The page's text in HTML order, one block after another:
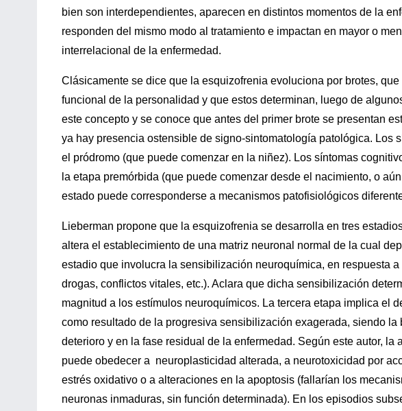
bien son interdependientes, aparecen en distintos momentos de la
responden del mismo modo al tratamiento e impactan en mayor o
interrelacional de la enfermedad.
Clásicamente se dice que la esquizofrenia evoluciona por brotes,
funcional de la personalidad y que estos determinan, luego de
este concepto y se conoce que antes del primer brote se presentan
ya hay presencia ostensible de signo-sintomatología patológica. Los
el pródromo (que puede comenzar en la niñez). Los síntomas
la etapa premórbida (que puede comenzar desde el nacimiento, o
estado puede corresponderse a mecanismos patofisiológicos
Lieberman propone que la esquizofrenia se desarrolla en tres
altera el establecimiento de una matriz neuronal normal de la cual
estadio que involucra la sensibilización neuroquímica, en respuesta
drogas, conflictos vitales, etc.). Aclara que dicha sensibilización
magnitud a los estímulos neuroquímicos. La tercera etapa implica el
como resultado de la progresiva sensibilización exagerada, siendo la
deterioro y en la fase residual de la enfermedad. Según este autor,
puede obedecer a neuroplasticidad alterada, a neurotoxicidad por
estrés oxidativo o a alteraciones en la apoptosis (fallarían los
neuronas inmaduras, sin función determinada). En los episodios